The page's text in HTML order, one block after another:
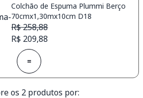
Colchão de Espuma Plummi Berço
70cmx1,30mx10cm D18
R$ 258,88
R$ 209,88
=
os 2 produtos por: